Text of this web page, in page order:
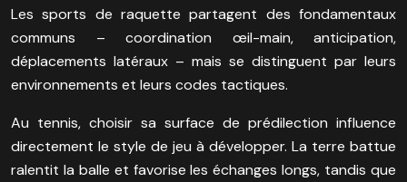
Les sports de raquette partagent des fondamentaux
communs – coordination œil-main, anticipation,
déplacements latéraux – mais se distinguent par leurs
environnements et leurs codes tactiques.
Au tennis, choisir sa surface de prédilection influence
directement le style de jeu à développer. La terre battue
ralentit la balle et favorise les échanges longs, tandis que